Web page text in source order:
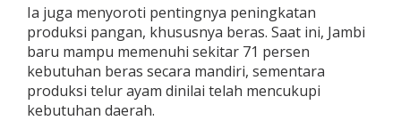
i
a
m
b
i
Ia juga menyoroti pentingnya peningkatan
produksi pangan, khususnya beras. Saat ini, Jambi
baru mampu memenuhi sekitar 71 persen
kebutuhan beras secara mandiri, sementara
produksi telur ayam dinilai telah mencukupi
kebutuhan daerah.